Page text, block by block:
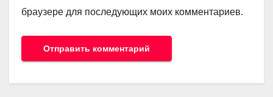
браузере для последующих моих комментариев.